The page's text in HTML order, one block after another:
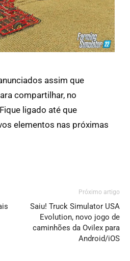
assim que
compartilhar, no
Fique ligado até que
elementos nas próximas
Próximo artigo
Saiu! Truck Simulator USA
Evolution, novo jogo de
caminhões da Ovilex para
Android/iOS